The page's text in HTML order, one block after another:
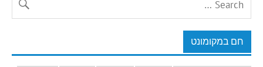
חם במקומונט